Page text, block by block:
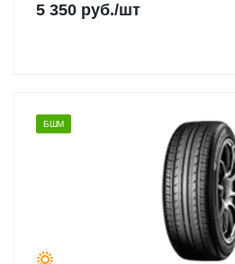
5 350 руб./шт
БШМ